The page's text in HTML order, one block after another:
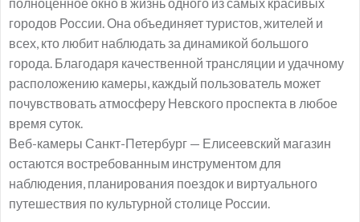
городов России. Она объединяет туристов, жителей и
всех, кто любит наблюдать за динамикой большого
города. Благодаря качественной трансляции и удачному
расположению камеры, каждый пользователь может
почувствовать атмосферу Невского проспекта в любое
время суток.
Веб-камеры Санкт-Петербург — Елисеевский магазин
остаются востребованным инструментом для
наблюдения, планирования поездок и виртуального
путешествия по культурной столице России.